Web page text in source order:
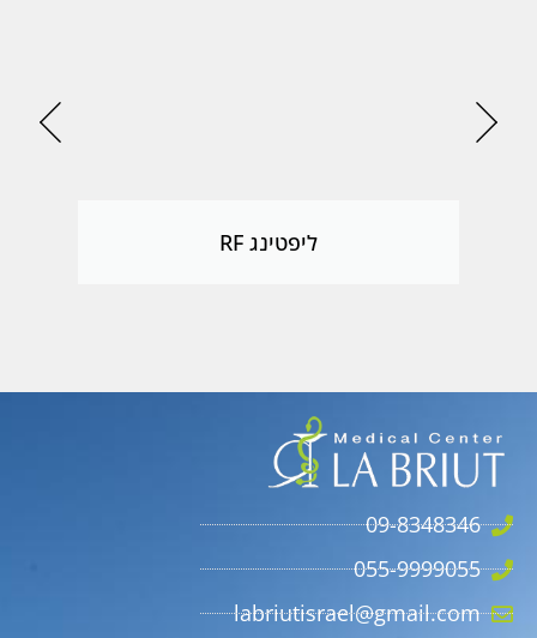
ליפטינג RF
09-8348346
055-9999055
labriutisrael@gmail.com